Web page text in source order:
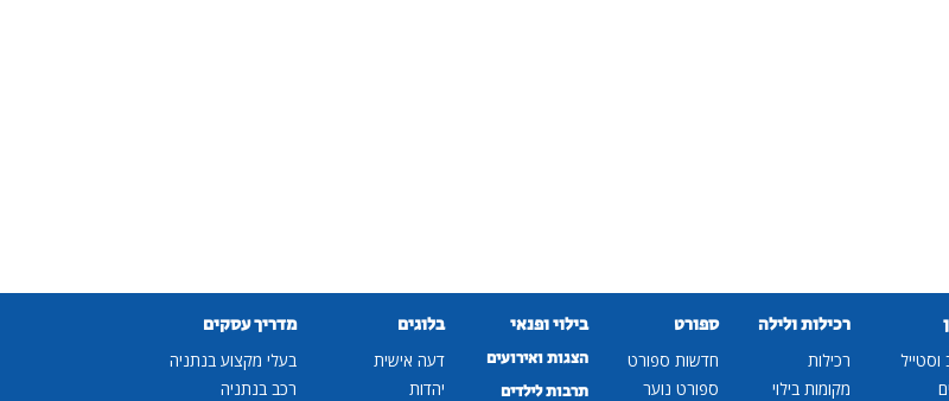
וסטייל
רכילות ולילה
רכילות
מקומות בילוי
ספורט
חדשות ספורט
ספורט נוער
בילוי ופנאי
הצגות ואירועים
תרבות לילדים
בלוגים
דעה אישית
יהדות
מדריך עסקים
בעלי מקצוע בנתניה
רכב בנתניה